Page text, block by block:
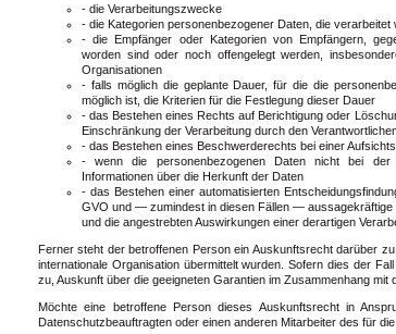
- die Verarbeitungszwecke
- die Kategorien personenbezogener Daten, die verarbeitet
- die Empfänger oder Kategorien von Empfängern,
worden sind oder noch offengelegt werden,
Organisationen
- falls möglich die geplante Dauer, für die die
möglich ist, die Kriterien für die Festlegung dieser Dauer
- das Bestehen eines Rechts auf Berichtigung oder
Einschränkung der Verarbeitung durch den
- das Bestehen eines Beschwerderechts bei einer
- wenn die personenbezogenen Daten nicht bei der
Informationen über die Herkunft der Daten
- das Bestehen einer automatisierten
GVO und — zumindest in diesen Fällen — aussagekräftige
und die angestrebten Auswirkungen einer derartigen
Ferner steht der betroffenen Person ein Auskunftsrecht darüber
internationale Organisation übermittelt wurden. Sofern dies der
zu, Auskunft über die geeigneten Garantien im Zusammenhang mit
Möchte eine betroffene Person dieses Auskunftsrecht in
Datenschutzbeauftragten oder einen anderen Mitarbeiter des für